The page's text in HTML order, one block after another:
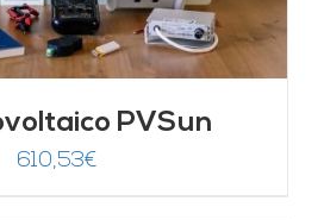
PVSun
610,53€